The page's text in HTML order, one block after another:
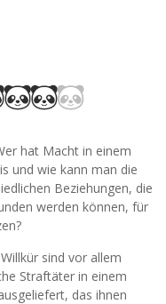
hat Macht in einem
und wie kann man die
Beziehungen, die
werden können, für
sind vor allem
Straftäter in einem
das ihnen